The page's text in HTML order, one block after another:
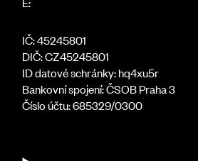
IČ: 45245801
DIČ: CZ45245801
ID datové schránky: hq4xu5r
Bankovní spojení: ČSOB Praha 3
Číslo účtu: 685329/0300